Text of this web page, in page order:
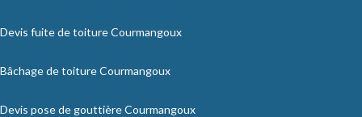
Devis fuite de toiture Courmangoux
Bâchage de toiture Courmangoux
Devis pose de gouttière Courmangoux